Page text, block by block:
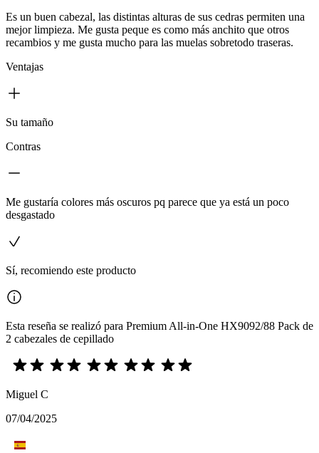
Es un buen cabezal, las distintas alturas de sus cedras permiten una
mejor limpieza. Me gusta peque es como más anchito que otros
recambios y me gusta mucho para las muelas sobretodo traseras.
Ventajas
Su tamaño
Contras
Me gustaría colores más oscuros pq parece que ya está un poco
desgastado
Sí, recomiendo este producto
Esta reseña se realizó para Premium All-in-One HX9092/88 Pack de
2 cabezales de cepillado
Miguel C
07/04/2025